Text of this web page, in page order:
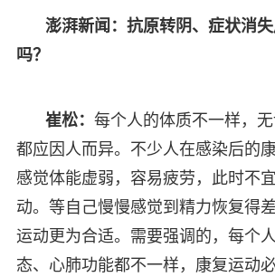
澎湃新闻：抗原转阴、症状消
吗？
崔松： 每个人的体质不一样，
都应因人而异。不少人在感染后的
感觉体能虚弱，容易疲劳，此时不
动。等自己慢慢感觉到精力恢复得
运动更为合适。需要强调的，每个
态、心肺功能都不一样，康复运动